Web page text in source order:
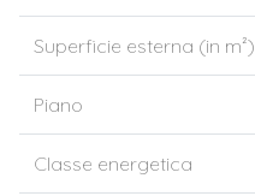
Superficie esterna (in m²)
Piano
Classe energetica